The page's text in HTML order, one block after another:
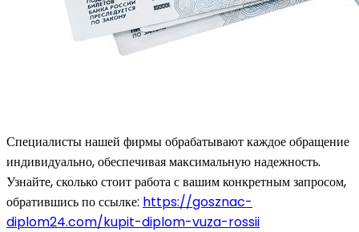
Специалисты нашей фирмы обрабатывают каждое обращение
индивидуально, обеспечивая максимальную надежность.
Узнайте, сколько стоит работа с вашим конкретным запросом,
обратившись по ссылке: https://gosznac-
diplom24.com/kupit-diplom-vuza-rossii